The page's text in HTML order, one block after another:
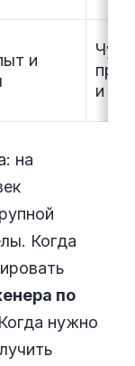
и
и
на
Когда
по
нужно